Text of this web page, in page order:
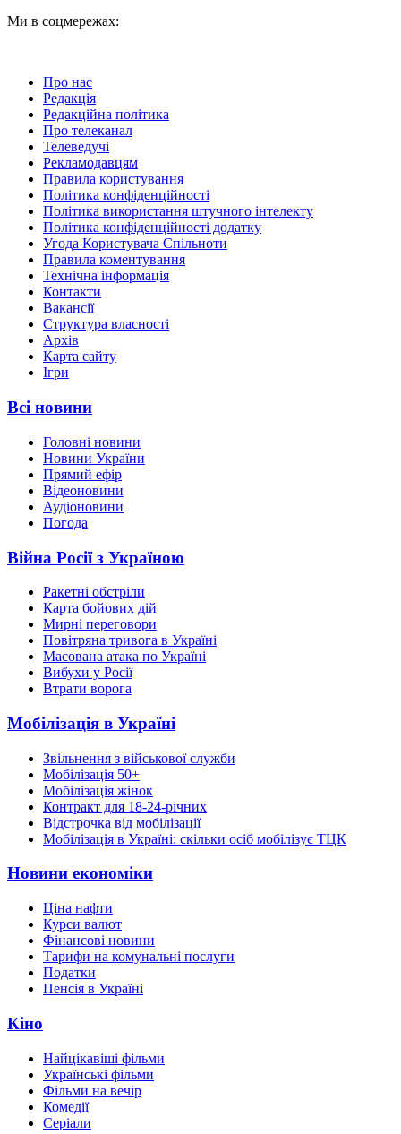
Ми в соцмережах:
Про нас
Редакція
Редакційна політика
Про телеканал
Телеведучі
Рекламодавцям
Правила користування
Політика конфіденційності
Політика використання штучного інтелекту
Політика конфіденційності додатку
Угода Користувача Спільноти
Правила коментування
Технічна інформація
Контакти
Вакансії
Структура власності
Архів
Карта сайту
Ігри
Всі новини
Головні новини
Новини України
Прямий ефір
Відеоновини
Аудіоновини
Погода
Війна Росії з Україною
Ракетні обстріли
Карта бойових дій
Мирні переговори
Повітряна тривога в Україні
Масована атака по Україні
Вибухи у Росії
Втрати ворога
Мобілізація в Україні
Звільнення з військової служби
Мобілізація 50+
Мобілізація жінок
Контракт для 18-24-річних
Відстрочка від мобілізації
Мобілізація в Україні: скільки осіб мобілізує ТЦК
Новини економіки
Ціна нафти
Курси валют
Фінансові новини
Тарифи на комунальні послуги
Податки
Пенсія в Україні
Кіно
Найцікавіші фільми
Українські фільми
Фільми на вечір
Комедії
Серіали